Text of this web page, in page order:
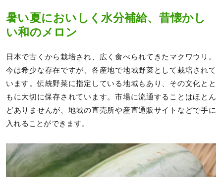
暑い夏においしく水分補給、昔懐かし
い和のメロン
日本で古くから栽培され、広く食べられてきたマクワウリ。
今は希少な存在ですが、各産地で地域野菜として栽培されて
います。伝統野菜に指定している地域もあり、その文化とと
もに大切に保存されています。市場に流通することはほとん
どありませんが、地域の直売所や産直通販サイトなどで手に
入れることができます。